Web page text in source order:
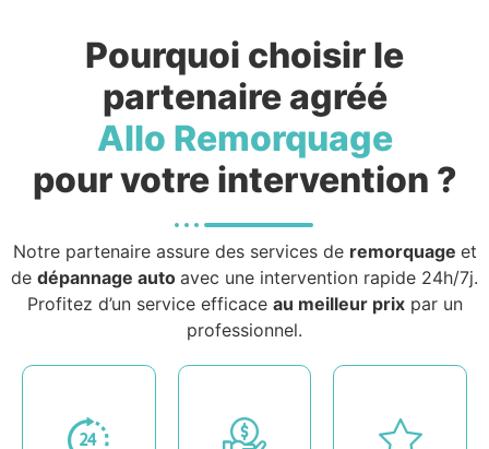
Pourquoi choisir le
partenaire agréé
Allo Remorquage
pour votre intervention ?
Notre partenaire assure des services de remorquage et
de dépannage auto avec une intervention rapide 24h/7j.
Profitez d’un service efficace au meilleur prixpar un
professionnel.